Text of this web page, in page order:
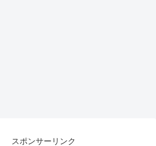
スポンサーリンク